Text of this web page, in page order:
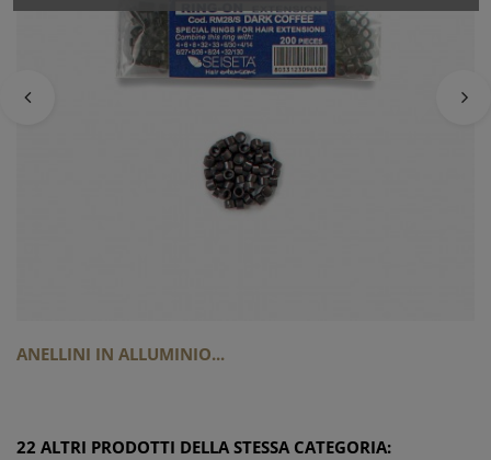
ANELLINI IN ALLUMINIO...
22 ALTRI PRODOTTI DELLA STESSA CATEGORIA: